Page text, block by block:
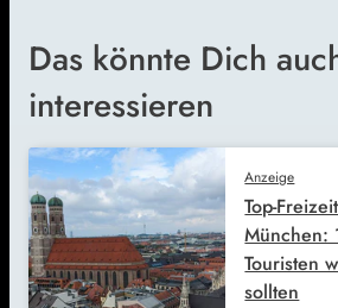
Das könnte Dich
interessieren
Anzeige
Top-
München:
Touristen
sollten